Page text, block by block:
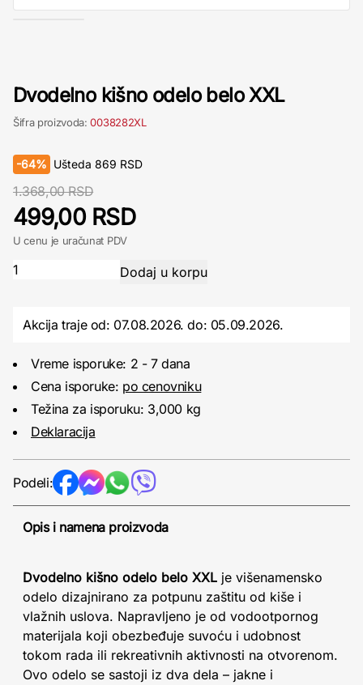
Dvodelno kišno odelo belo XXL
Šifra proizvoda:0038282XL
-64% Ušteda 869 RSD
1.368,00 RSD
499,00 RSD
U cenu je uračunat PDV
Akcija traje od: 07.08.2026.do: 05.09.2026.
Vreme isporuke: 2 - 7 dana
Cena isporuke: po cenovniku
Težina za isporuku: 3,000 kg
Deklaracija
Podeli:
Opis i namena proizvoda
Dvodelno kišno odelo belo XXL je višenamensko
odelo dizajnirano za potpunu zaštitu od kiše i
vlažnih uslova. Napravljeno je od vodootpornog
materijala koji obezbeđuje suvoću i udobnost
tokom rada ili rekreativnih aktivnosti na otvorenom.
Ovo odelo se sastoji iz dva dela – jakne i